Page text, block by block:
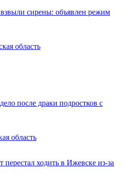
сирены: объявлен режим
область
после драки подростков с
область
ходить в Ижевске из-за